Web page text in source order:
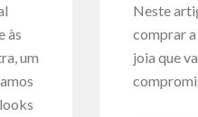
às
um
Neste
comprar a
joia que